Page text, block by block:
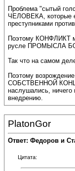
Проблема "сытый
ЧЕЛОВЕКА, которые
преступниками
Поэтому КОНФЛИКТ
русле ПРОМЫСЛА
Так что на самом
Поэтому
СОБСТВЕННОЙ
наслушались, ничего
внедрению.
PlatonGor
Ответ: Федоров и
Цитата: